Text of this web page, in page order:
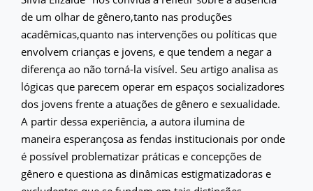
de um olhar de gênero,tanto nas produções
acadêmicas,quanto nas intervenções ou políticas que
envolvem crianças e jovens, e que tendem a negar a
diferença ao não torná-la visível. Seu artigo analisa as
lógicas que parecem operar em espaços socializadores
dos jovens frente a atuações de gênero e sexualidade.
A partir dessa experiência, a autora ilumina de
maneira esperançosa as fendas institucionais por onde
é possível problematizar práticas e concepções de
gênero e questiona as dinâmicas estigmatizadoras e